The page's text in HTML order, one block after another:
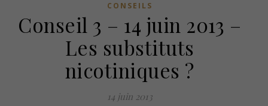
CONSEILS
Conseil 3 – 14 juin 2013 –
Les substituts
nicotiniques ?
14 juin 2013